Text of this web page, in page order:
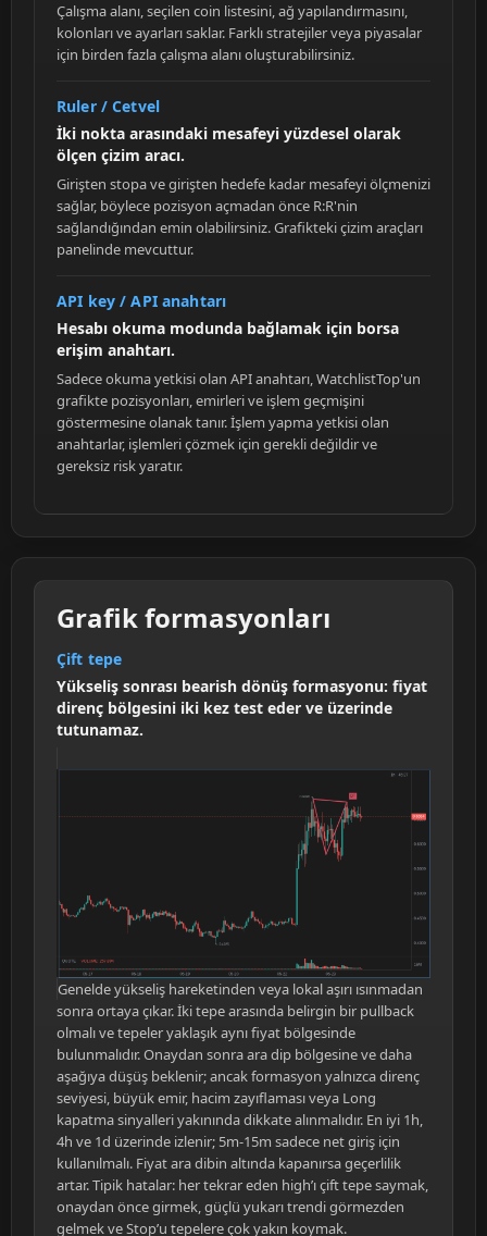
Çalışma alanı, seçilen coin listesini, ağ yapılandırmasını,
kolonları ve ayarları saklar. Farklı stratejiler veya piyasalar
için birden fazla çalışma alanı oluşturabilirsiniz.
Ruler / Cetvel
İki nokta arasındaki mesafeyi yüzdesel olarak
ölçen çizim aracı.
Girişten stopa ve girişten hedefe kadar mesafeyi ölçmenizi
sağlar, böylece pozisyon açmadan önce R:R'nin
sağlandığından emin olabilirsiniz. Grafikteki çizim araçları
panelinde mevcuttur.
API key / API anahtarı
Hesabı okuma modunda bağlamak için borsa
erişim anahtarı.
Sadece okuma yetkisi olan API anahtarı, WatchlistTop'un
grafikte pozisyonları, emirleri ve işlem geçmişini
göstermesine olanak tanır. İşlem yapma yetkisi olan
anahtarlar, işlemleri çözmek için gerekli değildir ve
gereksiz risk yaratır.
Grafik formasyonları
Çift tepe
Yükseliş sonrası bearish dönüş formasyonu: fiyat
direnç bölgesini iki kez test eder ve üzerinde
tutunamaz.
Genelde yükseliş hareketinden veya lokal aşırı ısınmadan
sonra ortaya çıkar. İki tepe arasında belirgin bir pullback
olmalı ve tepeler yaklaşık aynı fiyat bölgesinde
bulunmalıdır. Onaydan sonra ara dip bölgesine ve daha
aşağıya düşüş beklenir; ancak formasyon yalnızca direnç
seviyesi, büyük emir, hacim zayıflaması veya Long
kapatma sinyalleri yakınında dikkate alınmalıdır. En iyi 1h,
4h ve 1d üzerinde izlenir; 5m-15m sadece net giriş için
kullanılmalı. Fiyat ara dibin altında kapanırsa geçerlilik
artar. Tipik hatalar: her tekrar eden high’ı çift tepe saymak,
onaydan önce girmek, güçlü yukarı trendi görmezden
gelmek ve Stop’u tepelere çok yakın koymak.